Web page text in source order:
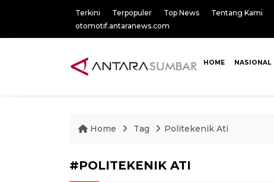
Terkini Terpopuler Top News Tentang Kami
otomotif.antaranews.com
HOME NASIONAL
Home Tag Politekenik Ati
#POLITEKENIK ATI